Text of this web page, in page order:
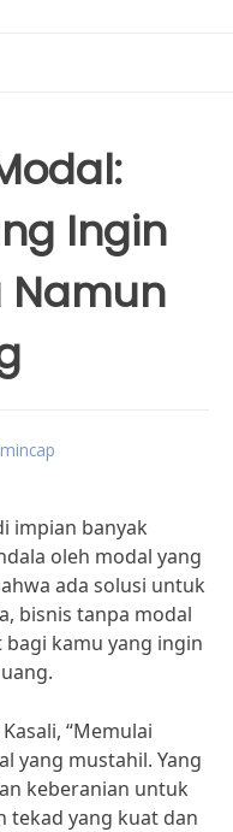
Ingin
Namun
impian banyak
oleh modal yang
ada solusi untuk
bisnis tanpa modal
kamu yang ingin
“Memulai
yang mustahil. Yang
keberanian untuk
tekad yang kuat dan